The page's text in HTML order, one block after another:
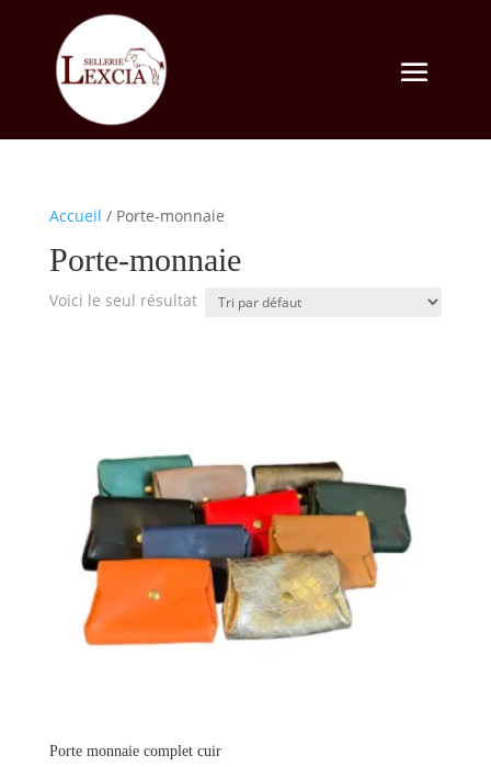
Accueil / Porte-monnaie
Porte-monnaie
Voici le seul résultat
Porte monnaie complet cuir